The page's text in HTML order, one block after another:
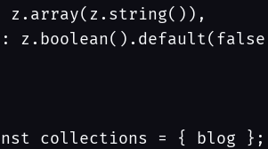
z.array(z.string()),
collections = { blog };